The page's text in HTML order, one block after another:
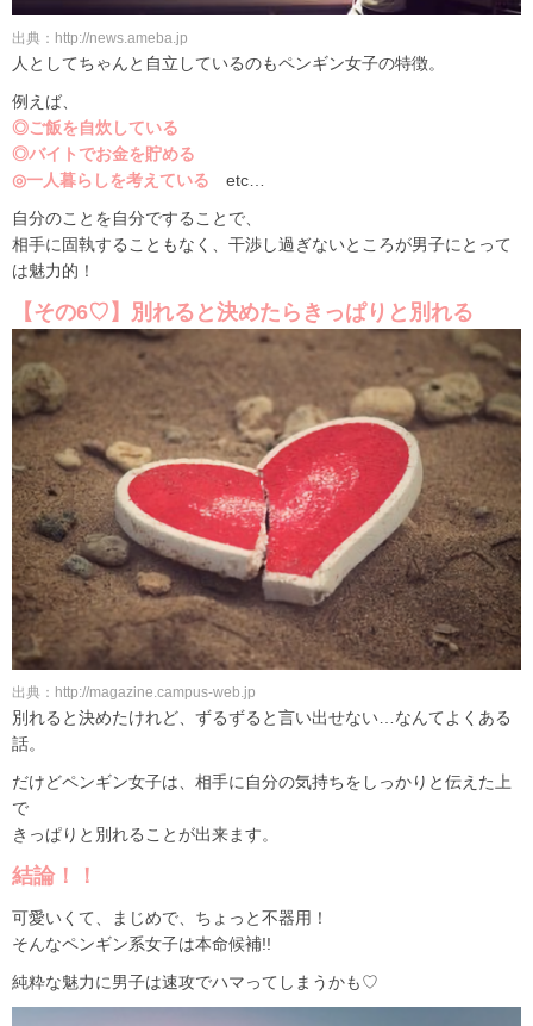
出典：http://news.ameba.jp
人としてちゃんと自立しているのもペンギン女子の特徴。
例えば、
◎ご飯を自炊している
◎バイトでお金を貯める
◎一人暮らしを考えている etc…
自分のことを自分ですることで、
相手に固執することもなく、干渉し過ぎないところが男子にとって
は魅力的！
【その6♡】別れると決めたらきっぱりと別れる
出典：http://magazine.campus-web.jp
別れると決めたけれど、ずるずると言い出せない…なんてよくある
話。
だけどペンギン女子は、相手に自分の気持ちをしっかりと伝えた上
で
きっぱりと別れることが出来ます。
結論！！
可愛いくて、まじめで、ちょっと不器用！
そんなペンギン系女子は本命候補!!
純粋な魅力に男子は速攻でハマってしまうかも♡